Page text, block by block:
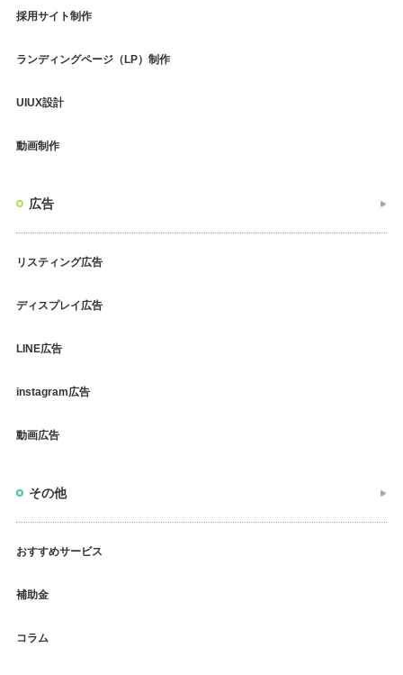
採用サイト制作
ランディングページ（LP）制作
UIUX設計
動画制作
広告
リスティング広告
ディスプレイ広告
LINE広告
instagram広告
動画広告
その他
おすすめサービス
補助金
コラム